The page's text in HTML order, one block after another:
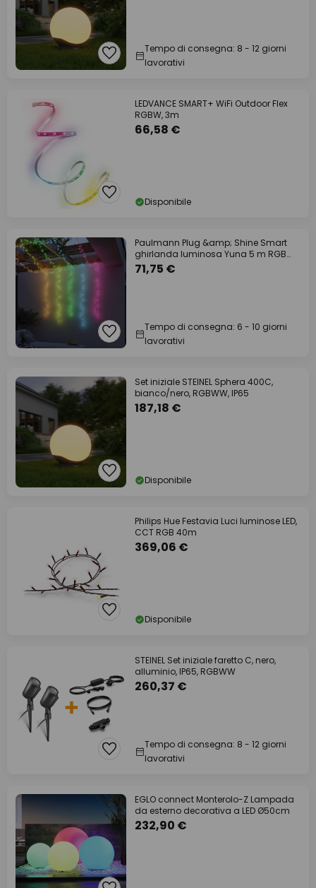
Tempo di consegna: 8 - 12 giorni
lavorativi
LEDVANCE SMART+ WiFi Outdoor Flex
RGBW, 3m
66,58 €
Disponibile
Paulmann Plug &amp; Shine Smart
ghirlanda luminosa Yuna 5 m RGB
nera
71,75 €
Tempo di consegna: 6 - 10 giorni
lavorativi
Set iniziale STEINEL Sphera 400C,
bianco/nero, RGBWW, IP65
187,18 €
Disponibile
Philips Hue Festavia Luci luminose LED,
CCT RGB 40m
369,06 €
Disponibile
STEINEL Set iniziale faretto C, nero,
alluminio, IP65, RGBWW
260,37 €
Tempo di consegna: 8 - 12 giorni
lavorativi
EGLO connect Monterolo-Z Lampada
da esterno decorativa a LED Ø50cm
232,90 €